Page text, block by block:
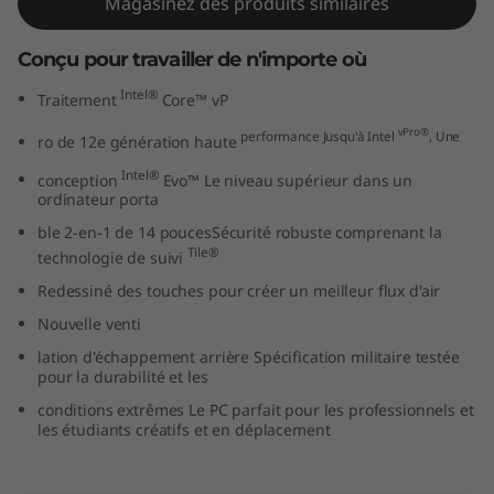
a
o
n
1
4
p
Conçu pour travailler de n'importe où
Traitement Intel® Core™ vP
ro de 12e génération haute performance Jusqu'à Intel vPro®, Une
conception Intel® Evo™ Le niveau supérieur dans un
ordinateur porta
ble 2-en-1 de 14 poucesSécurité robuste comprenant la
technologie de suivi Tile®
Redessiné des touches pour créer un meilleur flux d'air
Nouvelle venti
lation d'échappement arrière Spécification militaire testée
pour la durabilité et les
conditions extrêmes Le PC parfait pour les professionnels et
les étudiants créatifs et en déplacement